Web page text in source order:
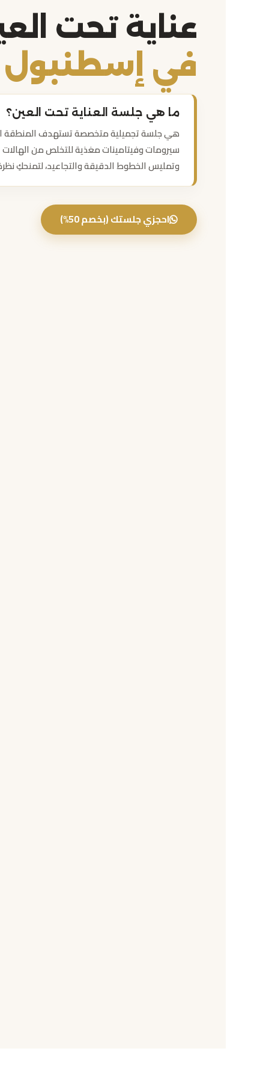
عناية تحت
في إسطنبول
ما هي جلسة العناية تحت العين؟
هي جلسة تجميلية متخصصة تستهدف المنطقة
سيرومات وفيتامينات مغذية للتخلص من الهالات
وتمليس الخطوط الدقيقة والتجاعيد، لتمنحكِ
احجزي جلستك (بخصم 50%)